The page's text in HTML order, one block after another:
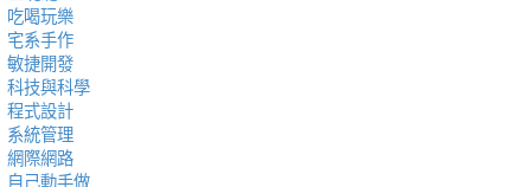
吃喝玩樂
宅系手作
敏捷開發
科技與科學
程式設計
系統管理
網際網路
自己動手做